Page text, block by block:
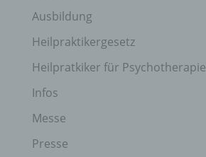
Ausbildung
Heilpraktikergesetz
Heilpratkiker für Psychotherapie
Infos
Messe
Presse